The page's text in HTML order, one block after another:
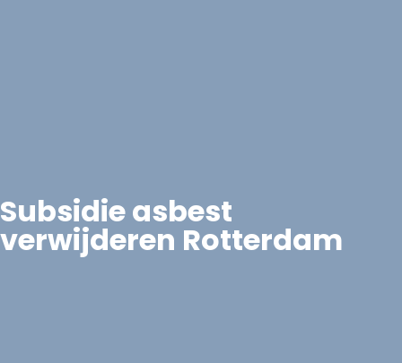
Subsidie asbest
verwijderen Rotterdam